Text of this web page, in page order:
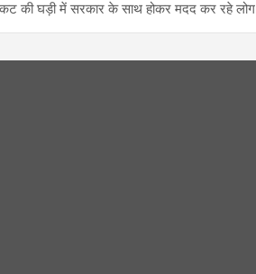
की घड़ी में सरकार के साथ होकर मदद कर रहे लोग